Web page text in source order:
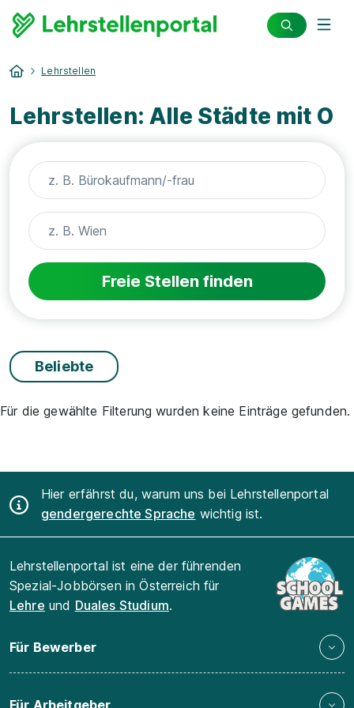
Lehrstellen
Lehrstellen: Alle Städte mit O
Freie Stellen finden
Beliebte
Für die gewählte Filterung wurden keine Einträge gefunden.
Hier erfährst du, warum uns bei Lehrstellenportal
gendergerechte Sprache wichtig ist.
Lehrstellenportal ist eine der führenden
Spezial-Jobbörsen in Österreich für
Lehre und Duales Studium.
Für Bewerber
Für Arbeitgeber